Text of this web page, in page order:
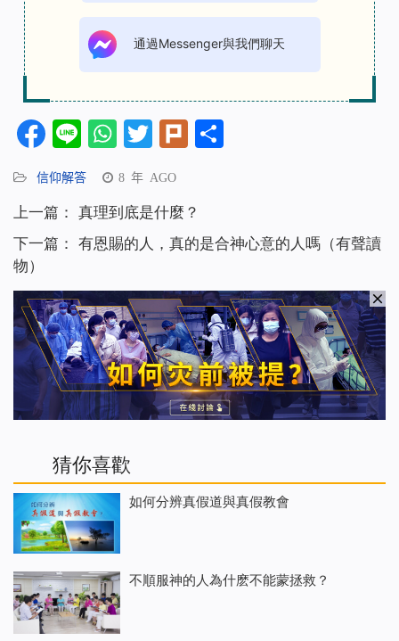
通過Messenger與我們聊天
Facebook
LineWhatsApp
Twitter
Plurk
信仰解答 8 年 AGO
上一篇： 真理到底是什麼？
下一篇： 有恩賜的人，真的是合神心意的人嗎（有聲讀
物）
猜你喜歡
如何分辨真假道與真假教會
不順服神的人為什麽不能蒙拯救？